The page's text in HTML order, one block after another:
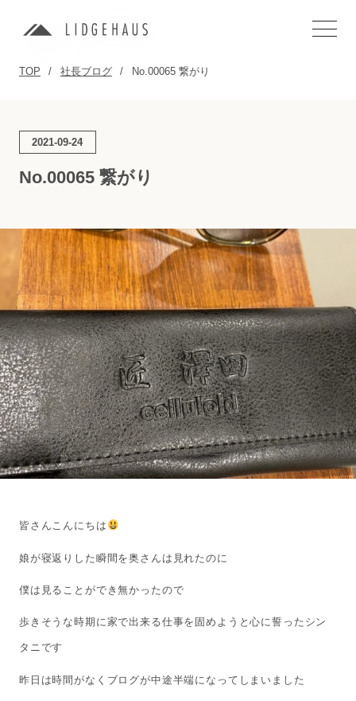
TOP 社長ブログ No.00065 繋がり
2021-09-24
No.00065 繋がり
皆さんこんにちは
娘が寝返りした瞬間を奥さんは見れたのに
僕は見ることができ無かったので
歩きそうな時期に家で出来る仕事を固めようと心に誓ったシン
タニです
昨日は時間がなくブログが中途半端になってしまいました